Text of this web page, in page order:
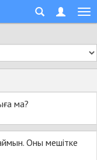
ма?
Оны мешітке